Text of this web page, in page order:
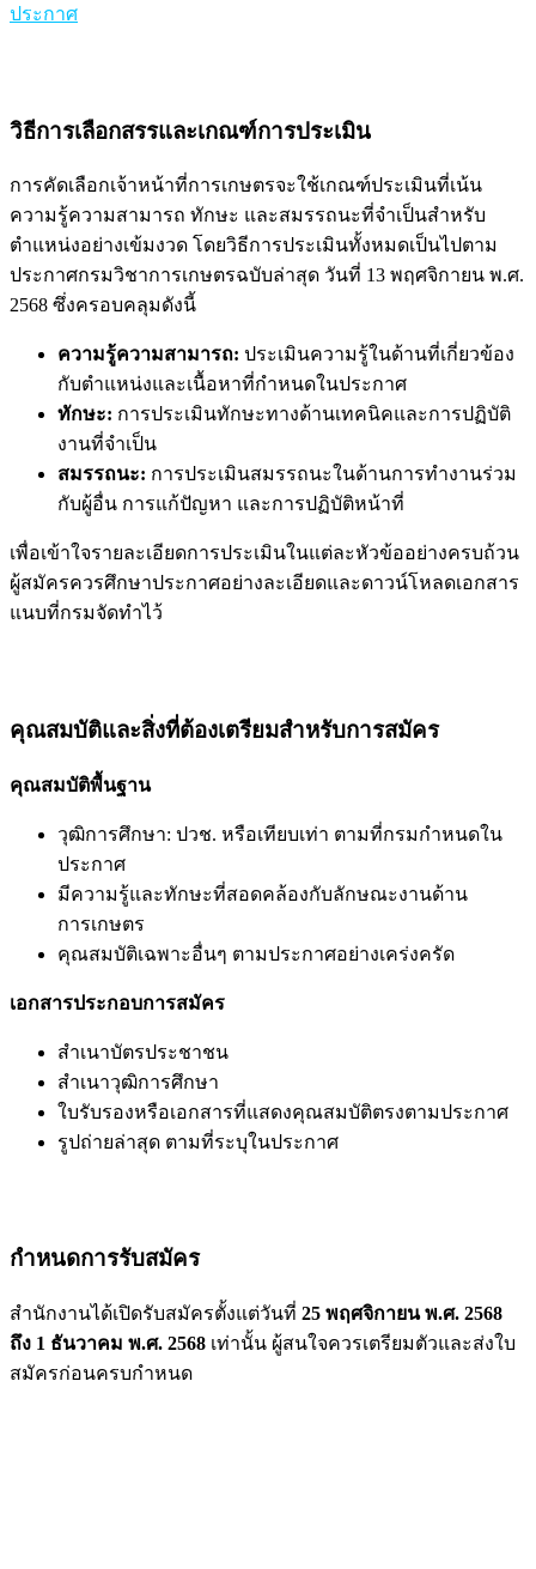
ประกาศ
วิธีการเลือกสรรและเกณฑ์การประเมิน
การคัดเลือกเจ้าหน้าที่การเกษตรจะใช้เกณฑ์ประเมินที่เน้น
ความรู้ความสามารถ ทักษะ และสมรรถนะที่จำเป็นสำหรับ
ตำแหน่งอย่างเข้มงวด โดยวิธีการประเมินทั้งหมดเป็นไปตาม
ประกาศกรมวิชาการเกษตรฉบับล่าสุด วันที่ 13 พฤศจิกายน พ.ศ.
2568 ซึ่งครอบคลุมดังนี้
ความรู้ความสามารถ: ประเมินความรู้ในด้านที่เกี่ยวข้อง
กับตำแหน่งและเนื้อหาที่กำหนดในประกาศ
ทักษะ: การประเมินทักษะทางด้านเทคนิคและการปฏิบัติ
งานที่จำเป็น
สมรรถนะ: การประเมินสมรรถนะในด้านการทำงานร่วม
กับผู้อื่น การแก้ปัญหา และการปฏิบัติหน้าที่
เพื่อเข้าใจรายละเอียดการประเมินในแต่ละหัวข้ออย่างครบถ้วน
ผู้สมัครควรศึกษาประกาศอย่างละเอียดและดาวน์โหลดเอกสาร
แนบที่กรมจัดทำไว้
คุณสมบัติและสิ่งที่ต้องเตรียมสำหรับการสมัคร
คุณสมบัติพื้นฐาน
วุฒิการศึกษา: ปวช. หรือเทียบเท่า ตามที่กรมกำหนดใน
ประกาศ
มีความรู้และทักษะที่สอดคล้องกับลักษณะงานด้าน
การเกษตร
คุณสมบัติเฉพาะอื่นๆ ตามประกาศอย่างเคร่งครัด
เอกสารประกอบการสมัคร
สำเนาบัตรประชาชน
สำเนาวุฒิการศึกษา
ใบรับรองหรือเอกสารที่แสดงคุณสมบัติตรงตามประกาศ
รูปถ่ายล่าสุด ตามที่ระบุในประกาศ
กำหนดการรับสมัคร
สำนักงานได้เปิดรับสมัครตั้งแต่วันที่ 25 พฤศจิกายน พ.ศ. 2568
ถึง 1 ธันวาคม พ.ศ. 2568 เท่านั้น ผู้สนใจควรเตรียมตัวและส่งใบ
สมัครก่อนครบกำหนด